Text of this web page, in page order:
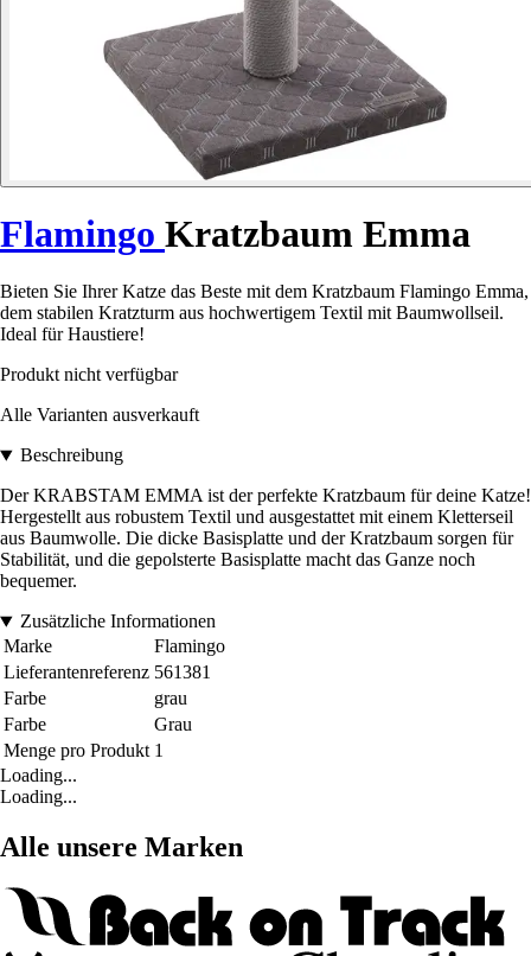
Flamingo Kratzbaum Emma
Bieten Sie Ihrer Katze das Beste mit dem Kratzbaum Flamingo Emma,
dem stabilen Kratzturm aus hochwertigem Textil mit Baumwollseil.
Ideal für Haustiere!
Produkt nicht verfügbar
Alle Varianten ausverkauft
Beschreibung
Der KRABSTAM EMMA ist der perfekte Kratzbaum für deine Katze!
Hergestellt aus robustem Textil und ausgestattet mit einem Kletterseil
aus Baumwolle. Die dicke Basisplatte und der Kratzbaum sorgen für
Stabilität, und die gepolsterte Basisplatte macht das Ganze noch
bequemer.
Zusätzliche Informationen
Marke
Flamingo
Lieferantenreferenz 561381
Farbe
grau
Farbe
Grau
Menge pro Produkt 1
Loading...
Loading...
Alle unsere Marken